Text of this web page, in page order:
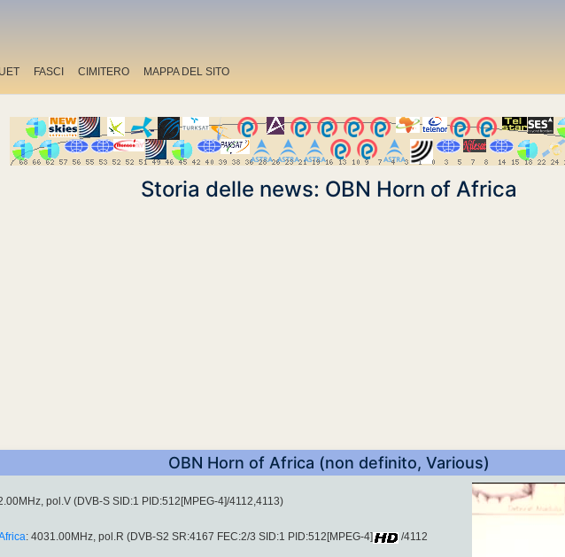
FASCI CIMITERO MAPPA DEL SITO
Storia delle news: OBN Horn of Africa
OBN Horn of Africa (non definito, Various)
pol.V (DVB-S SID:1 PID:512[MPEG-4]/4112,4113)
: 4031.00MHz, pol.R (DVB-S2 SR:4167 FEC:2/3 SID:1 PID:512[MPEG-4]
/4112